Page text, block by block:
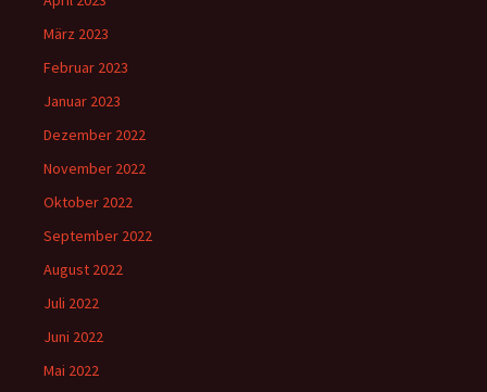
März 2023
Februar 2023
Januar 2023
Dezember 2022
November 2022
Oktober 2022
September 2022
August 2022
Juli 2022
Juni 2022
Mai 2022